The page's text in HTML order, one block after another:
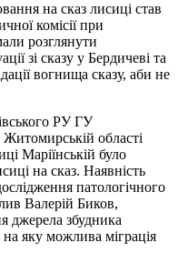
на сказ лисиці став
комісії при
розглянути
зі сказу у Бердичеві та
вогнища сказу, аби не
РУ ГУ
області
Маріїнській було
на сказ. Наявність
патологічного
Валерій Биков,
джерела збудника
яку можлива міграція